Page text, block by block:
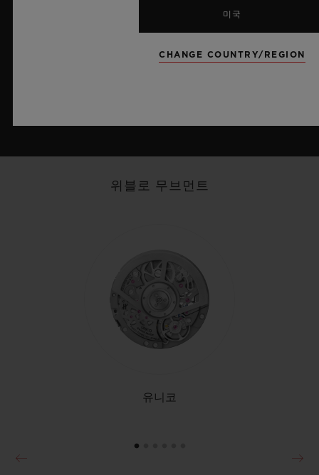
리피터 폴리시드 티타늄 45 MM
EUR 331,000 •
MP-11 시계 보기
위블로 무브먼트
유니코
미국
CHANGE COUNTRY/REGION